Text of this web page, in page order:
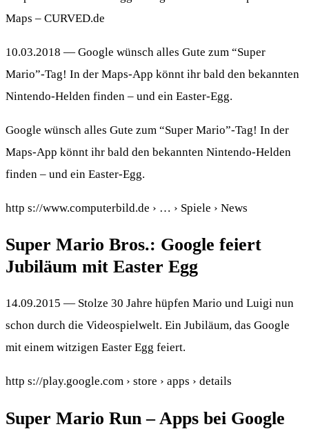
Maps – CURVED.de
10.03.2018 — Google wünsch alles Gute zum “Super
Mario”-Tag! In der Maps-App könnt ihr bald den bekannten
Nintendo-Helden finden – und ein Easter-Egg.
Google wünsch alles Gute zum “Super Mario”-Tag! In der
Maps-App könnt ihr bald den bekannten Nintendo-Helden
finden – und ein Easter-Egg.
http s://www.computerbild.de › … › Spiele › News
Super Mario Bros.: Google feiert
Jubiläum mit Easter Egg
14.09.2015 — Stolze 30 Jahre hüpfen Mario und Luigi nun
schon durch die Videospielwelt. Ein Jubiläum, das Google
mit einem witzigen Easter Egg feiert.
http s://play.google.com › store › apps › details
Super Mario Run – Apps bei Google